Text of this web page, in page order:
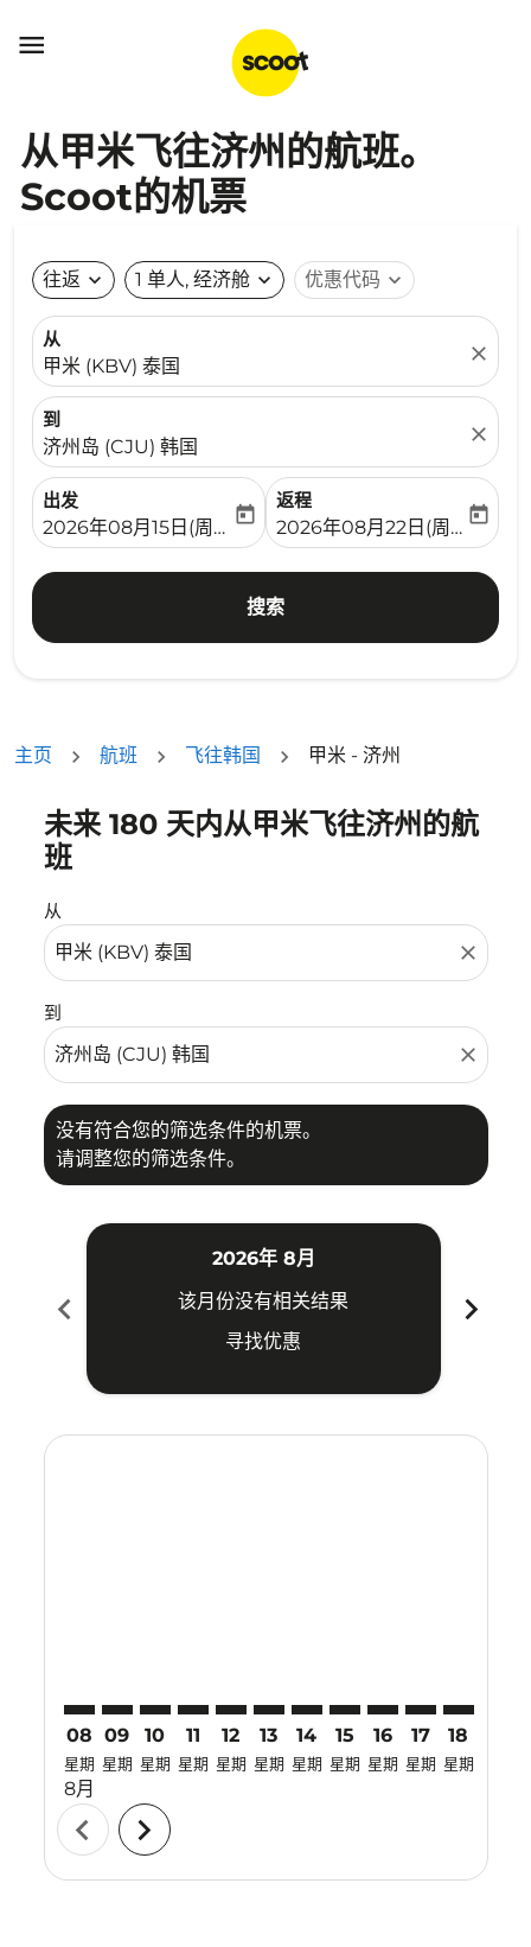

从甲米飞往济州的航班。
Scoot的机票
往返 expand_more 1 单人, 经济舱 expand_more 优惠代码 expand_more
从
甲米 (KBV) 泰国
close
到
济州岛 (CJU) 韩国
close
出发
fc-booking-departure-date-aria-label
2026年08月15日(周六)
today
返程
fc-booking-return-date-
2026年08月22日(周六)
today
搜索
主页 航班 飞往韩国 甲米 - 济州
未来 180 天内从甲米飞往济州的航
班
从
close
到
close
没有符合您的筛选条件的机票。
请调整您的筛选条件。
没有符合您的筛选条件的机票。请调整您的筛选条件。
chevron_left
2026年 8月
该月份没有相关结果
寻找优惠
chevron_right
08
星期
8月
09
星期
10
星期
11
星期
12
星期
13
星期
14
星期
15
星期
16
星期
17
星期
18
星期
chevron_left chevron_right